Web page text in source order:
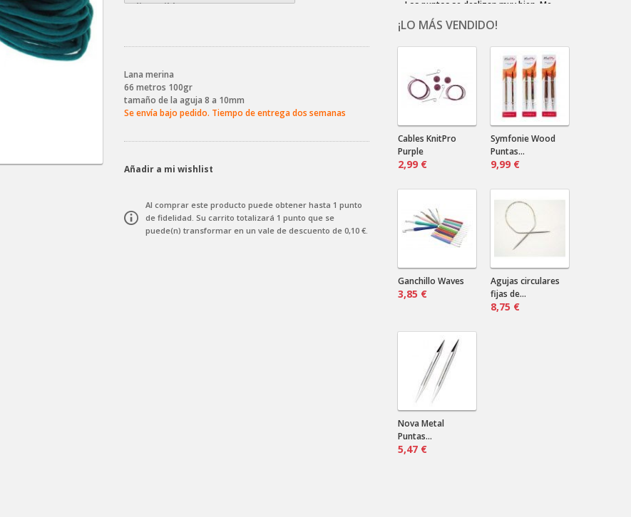
2023-03-22 20:10:32
¡Los colores del Zauberball "Crazy"
son tan divertidos! Elegí esta lana por
el los azules...
Crazy Zauberball Malerwinkel
Dala .
2023-03-22 20:06:16
bien con un color liso oscuro.
¿Marino? ¿Negro? ¿Verde?...
Cardas de mano
2024-08-16 18:12:31
Envían a Uruguay? Que precio sería
por más de un par?
¡LO MÁS VENDIDO!
Cables KnitPro
Purple
2,99 €
Symfonie Wood
Puntas...
9,99 €
Ganchillo Waves
3,85 €
Agujas circulares
fijas de...
8,75 €
Nova Metal
Puntas...
5,47 €
disponible
Lana merina
66 metros 100gr
tamaño de la aguja 8 a 10mm
Se envía bajo pedido. Tiempo de entrega dos semanas
Añadir a mi wishlist
Al comprar este producto puede obtener hasta 1 punto
de fidelidad. Su carrito totalizará 1 punto que se
puede(n) transformar en un vale de descuento de 0,10 €.